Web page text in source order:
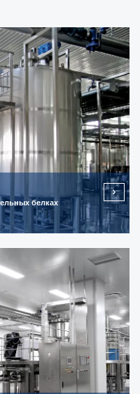
белках